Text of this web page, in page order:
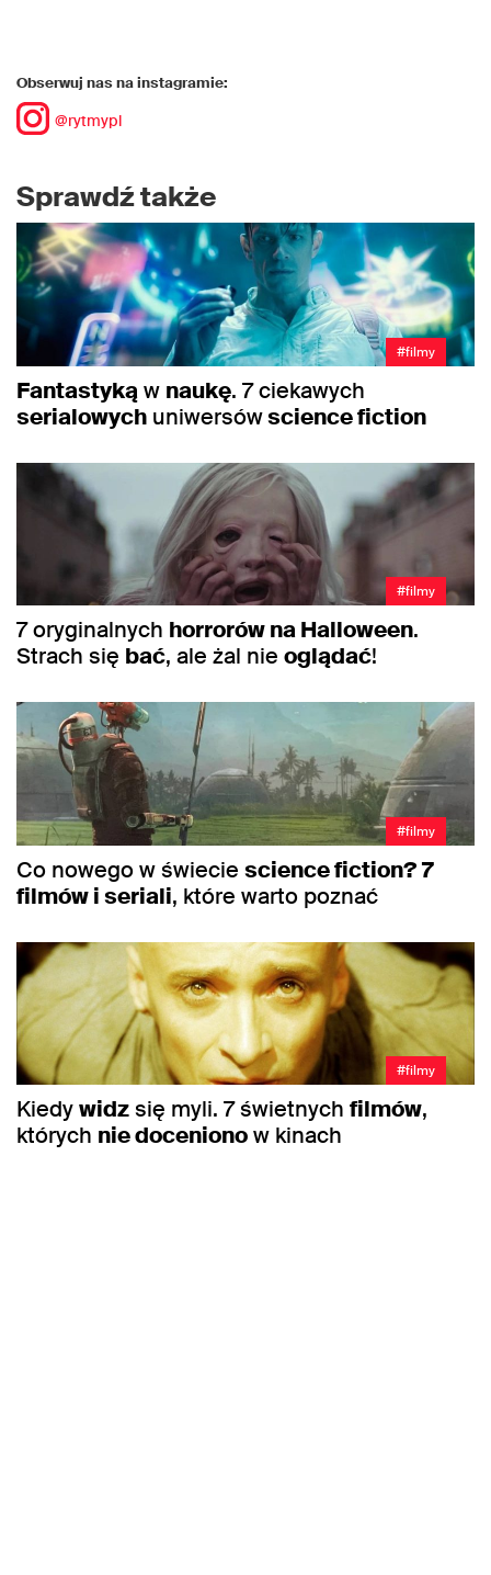
Obserwuj nas na instagramie:
@rytmypl
Sprawdź także
#filmy
Fantastykąw naukę. 7 ciekawych
serialowych uniwersówscience fiction
#filmy
7 oryginalnych horrorów na Halloween.
Strach się bać, ale żal nie oglądać!
#filmy
Co nowego w świecie science fiction?7
filmów i seriali, które warto poznać
#filmy
Kiedywidzsię myli. 7 świetnych filmów,
których nie docenionow kinach